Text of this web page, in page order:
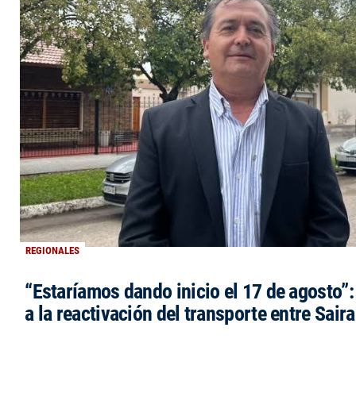
REGIONALES
“Estaríamos dando inicio el 17 de
a la reactivación del transporte entre